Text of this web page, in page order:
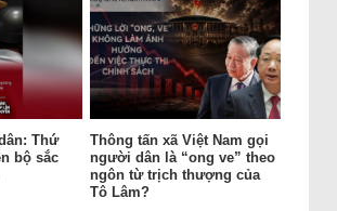
Thứ
bộ sắc
Thông tấn xã Việt Nam gọi
người dân là “ong ve” theo
ngôn từ trịch thượng của
Tô Lâm?